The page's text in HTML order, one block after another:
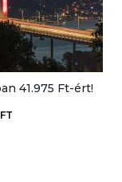
41.975 Ft-ért!